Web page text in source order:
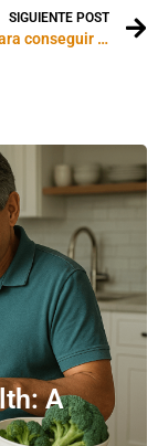
SIGUIENTE POST
Grafología para conseguir empleo
A